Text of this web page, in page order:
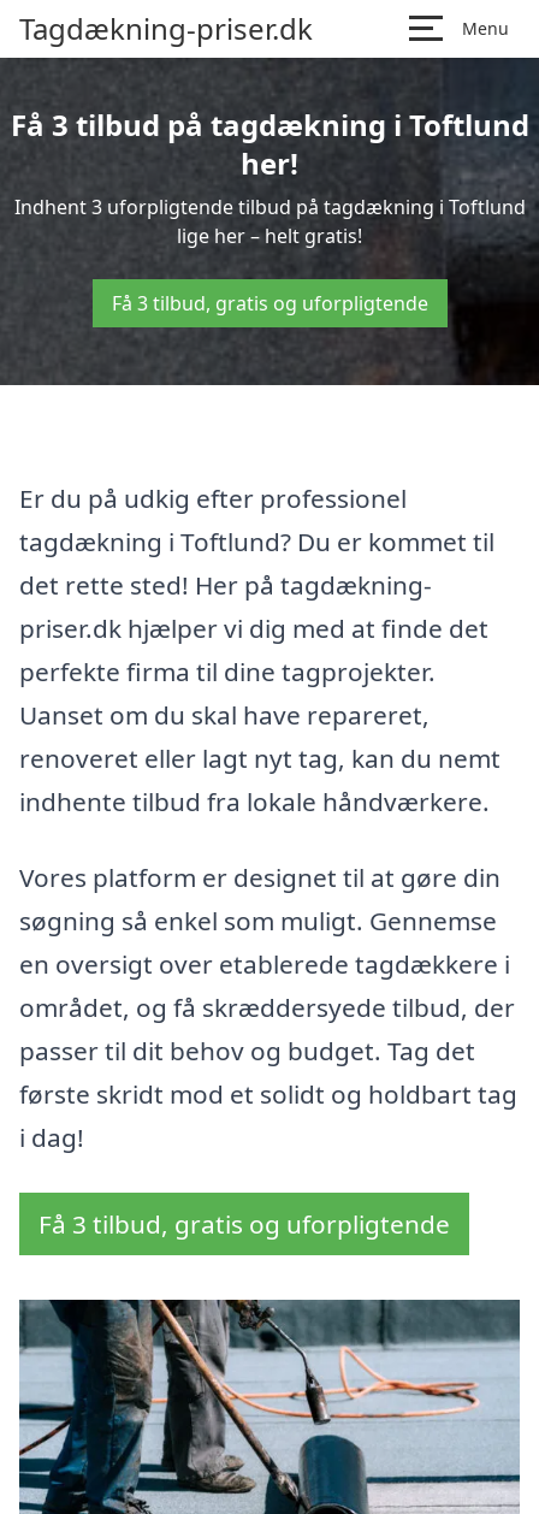
Tagdækning-priser.dk Menu
Få 3 tilbud på tagdækning i Toftlund
her!
Indhent 3 uforpligtende tilbud på tagdækning i Toftlund
lige her – helt gratis!
Få 3 tilbud, gratis og uforpligtende
Er du på udkig efter professionel
tagdækning i Toftlund? Du er kommet til
det rette sted! Her på tagdækning-
priser.dk hjælper vi dig med at finde det
perfekte firma til dine tagprojekter.
Uanset om du skal have repareret,
renoveret eller lagt nyt tag, kan du nemt
indhente tilbud fra lokale håndværkere.
Vores platform er designet til at gøre din
søgning så enkel som muligt. Gennemse
en oversigt over etablerede tagdækkere i
området, og få skræddersyede tilbud, der
passer til dit behov og budget. Tag det
første skridt mod et solidt og holdbart tag
i dag!
Få 3 tilbud, gratis og uforpligtende